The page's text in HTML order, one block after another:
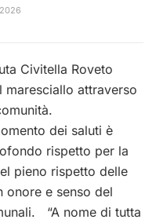
Civitella Roveto
maresciallo attraverso
dei saluti è
rispetto per la
pieno rispetto delle
onore e senso del
“A nome di tutta